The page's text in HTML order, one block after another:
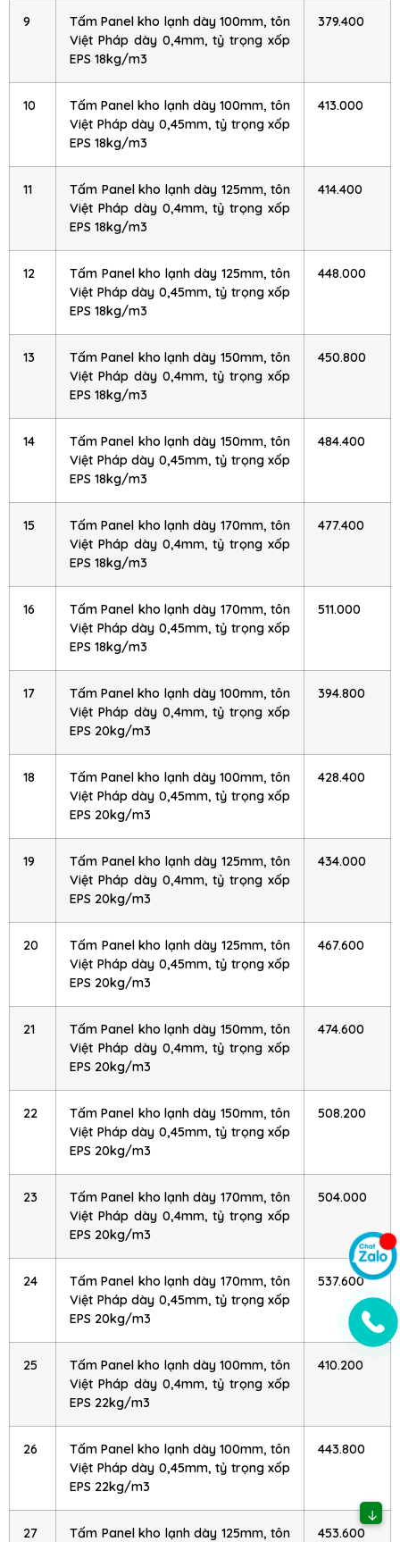
9
Tấm Panel kho lạnh dày 100mm, tôn
Việt Pháp dày 0,4mm, tỷ trọng xốp
EPS 18kg/m3
379.400
10
Tấm Panel kho lạnh dày 100mm, tôn
Việt Pháp dày 0,45mm, tỷ trọng xốp
EPS 18kg/m3
413.000
11
Tấm Panel kho lạnh dày 125mm, tôn
Việt Pháp dày 0,4mm, tỷ trọng xốp
EPS 18kg/m3
414.400
12
Tấm Panel kho lạnh dày 125mm, tôn
Việt Pháp dày 0,45mm, tỷ trọng xốp
EPS 18kg/m3
448.000
13
Tấm Panel kho lạnh dày 150mm, tôn
Việt Pháp dày 0,4mm, tỷ trọng xốp
EPS 18kg/m3
450.800
14
Tấm Panel kho lạnh dày 150mm, tôn
Việt Pháp dày 0,45mm, tỷ trọng xốp
EPS 18kg/m3
484.400
15
Tấm Panel kho lạnh dày 170mm, tôn
Việt Pháp dày 0,4mm, tỷ trọng xốp
EPS 18kg/m3
477.400
16
Tấm Panel kho lạnh dày 170mm, tôn
Việt Pháp dày 0,45mm, tỷ trọng xốp
EPS 18kg/m3
511.000
17
Tấm Panel kho lạnh dày 100mm, tôn
Việt Pháp dày 0,4mm, tỷ trọng xốp
EPS 20kg/m3
394.800
18
Tấm Panel kho lạnh dày 100mm, tôn
Việt Pháp dày 0,45mm, tỷ trọng xốp
EPS 20kg/m3
428.400
19
Tấm Panel kho lạnh dày 125mm, tôn
Việt Pháp dày 0,4mm, tỷ trọng xốp
EPS 20kg/m3
434.000
20
Tấm Panel kho lạnh dày 125mm, tôn
Việt Pháp dày 0,45mm, tỷ trọng xốp
EPS 20kg/m3
467.600
21
Tấm Panel kho lạnh dày 150mm, tôn
Việt Pháp dày 0,4mm, tỷ trọng xốp
EPS 20kg/m3
474.600
22
Tấm Panel kho lạnh dày 150mm, tôn
Việt Pháp dày 0,45mm, tỷ trọng xốp
EPS 20kg/m3
508.200
23
Tấm Panel kho lạnh dày 170mm, tôn
Việt Pháp dày 0,4mm, tỷ trọng xốp
EPS 20kg/m3
504.000
24
Tấm Panel kho lạnh dày 170mm, tôn
Việt Pháp dày 0,45mm, tỷ trọng xốp
EPS 20kg/m3
537.600
25
Tấm Panel kho lạnh dày 100mm, tôn
Việt Pháp dày 0,4mm, tỷ trọng xốp
EPS 22kg/m3
410.200
26
Tấm Panel kho lạnh dày 100mm, tôn
Việt Pháp dày 0,45mm, tỷ trọng xốp
EPS 22kg/m3
443.800
27 Tấm Panel kho lạnh dày 125mm, tôn 453.600
↓